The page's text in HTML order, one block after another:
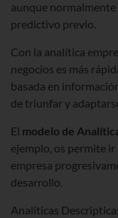
aunque normalmente
predictivo previo.
Con la analítica
negocios es más
basada en
de triunfar y
El modelo de
ejemplo, os permite
empresa
desarrollo.
Analíticas